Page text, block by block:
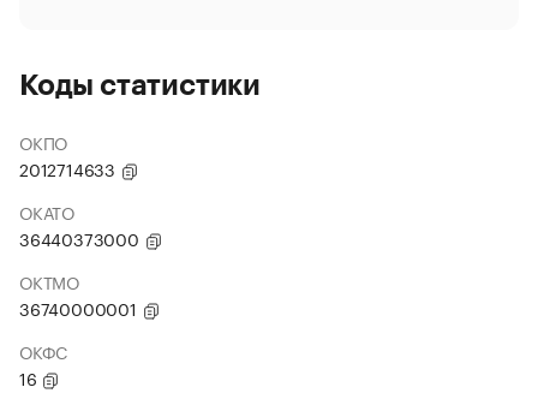
Коды статистики
ОКПО
2012714633
ОКАТО
36440373000
ОКТМО
36740000001
ОКФС
16